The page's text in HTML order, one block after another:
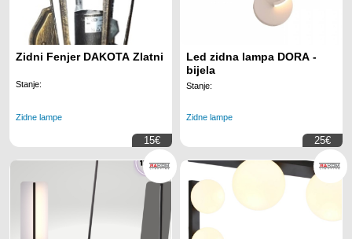
Zidni Fenjer DAKOTA Zlatni
Stanje:
Zidne lampe
15€
Led zidna lampa DORA -
bijela
Stanje:
Zidne lampe
25€